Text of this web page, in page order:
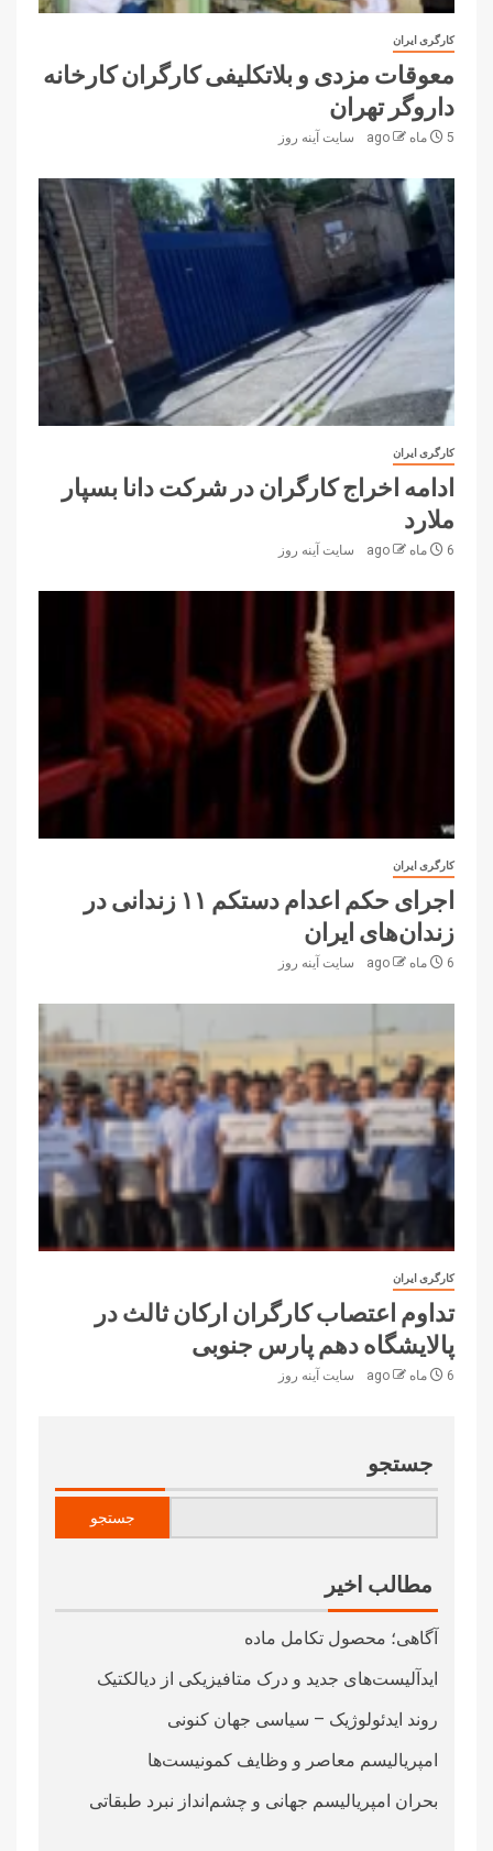
کارگری ایران
معوقات مزدی و بلاتکلیفی کارگران کارخانه
داروگر تهران
5 ماه ago سایت آینه‌ روز
کارگری ایران
ادامه اخراج کارگران در شرکت دانا بسپار
ملارد
6 ماه ago سایت آینه‌ روز
کارگری ایران
اجرای حکم اعدام دستکم ۱۱ زندانی در
زندان‌های ایران
6 ماه ago سایت آینه‌ روز
کارگری ایران
تداوم اعتصاب کارگران ارکان ثالث در
پالایشگاه دهم پارس جنوبی
6 ماه ago سایت آینه‌ روز
جستجو
جستجو
مطالب اخیر
آگاهی؛ محصول تکامل ماده
ایدآلیست‌های جدید و درک متافیزیکی از دیالکتیک
روند ایدئولوژیک – سیاسی جهان کنونی
امپریالیسم معاصر و وظایف کمونیست‌ها
بحران امپریالیسم جهانی و چشم‌انداز نبرد طبقاتی